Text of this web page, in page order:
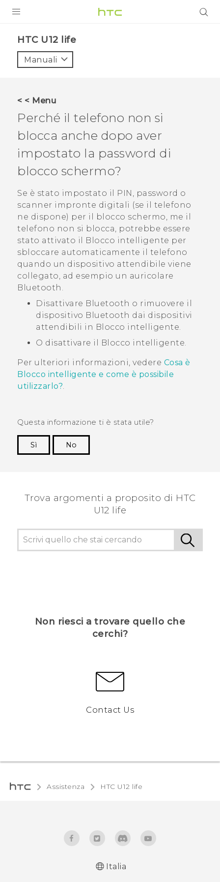
VIVE
VIVERSE
ASSISTENZA
Accessori e dispositivi HTC
Accesso
HTC U12 life‎
Manuali
< < Menu
Perché il telefono non si
blocca anche dopo aver
impostato la password di
blocco schermo?
Se è stato impostato il PIN, password o
scanner impronte digitali (se il telefono
ne dispone) per il blocco schermo, me il
telefono non si blocca, potrebbe essere
stato attivato il Blocco intelligente per
sbloccare automaticamente il telefono
quando un dispositivo attendibile viene
collegato, ad esempio un auricolare
Bluetooth .
Disattivare Bluetooth o rimuovere il
dispositivo Bluetooth dai dispositivi
attendibili in Blocco intelligente.
O disattivare il Blocco intelligente.
Per ulteriori informazioni, vedere Cosa è
Blocco intelligente e come è possibile
utilizzarlo?.
Questa informazione ti è stata utile?
Sì
No
Trova argomenti a proposito di HTC
U12 life
Non riesci a trovare quello che
cerchi?
Contact Us
Assistenza HTC U12 life‎
Italia